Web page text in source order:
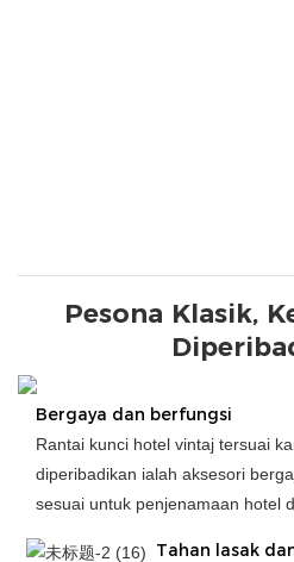
Pesona Klasik,
Bergaya dan berfungsi
Rantai kunci hotel vintaj tersuai
diperibadikan ialah aksesori
sesuai untuk penjenamaan hotel
Tahan lasak